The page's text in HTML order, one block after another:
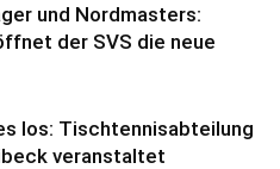
und Nordmasters:
der SVS die neue
los: Tischtennisabteilung
veranstaltet